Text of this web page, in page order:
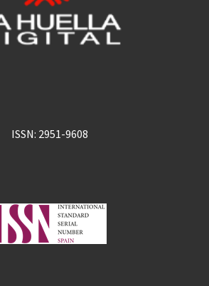
ISSN: 2951-9608